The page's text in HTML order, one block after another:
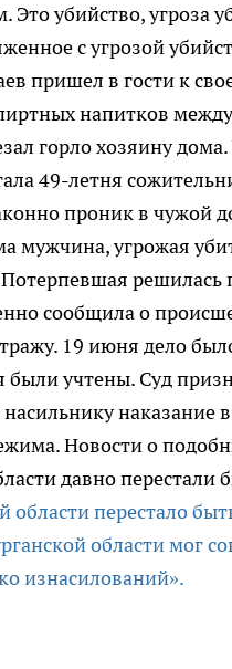
убийство, угроза
с угрозой
пришел в гости к
напитков
горло хозяину
49-летня
проник в чужой
мужчина, угрожая
решилась
сообщила о
19 июня дело
были учтены. Суд
наказание
Новости о
давно перестали
области перестало
области мог
изнасилований».